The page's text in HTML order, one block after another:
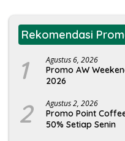
Rekomendasi
1 Agustus 6, 2026
Promo AW
2026
2 Agustus 2, 2026
Promo Point
50% Setiap Senin